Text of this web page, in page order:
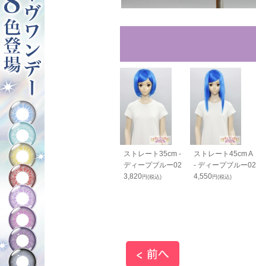
80cm - ディ
ルー02
円(税込)
ストレート35cm -
ディープブルー02
3,820円(税込)
ストレート45cm A
- ディープブルー02
4,550円(税込)